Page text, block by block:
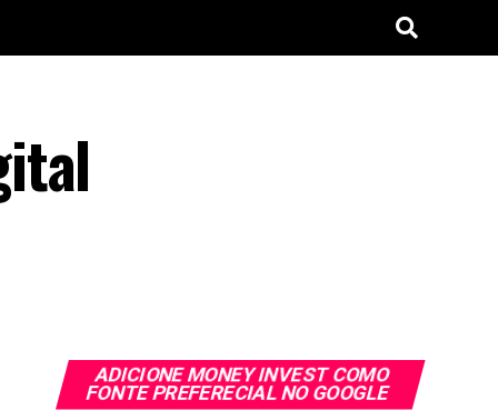
ADICIONE MONEY INVEST COMO
FONTE PREFERECIAL NO GOOGLE